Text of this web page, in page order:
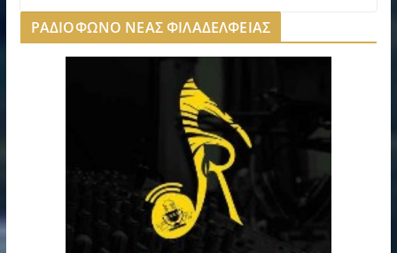
ΡΑΔΙΟΦΩΝΟ ΝΕΑΣ ΦΙΛΑΔΕΛΦΕΙΑΣ